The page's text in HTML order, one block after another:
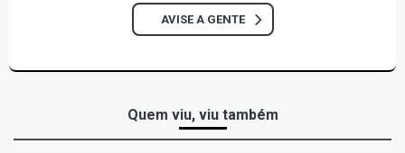
AVISE A GENTE
Quem viu, viu também